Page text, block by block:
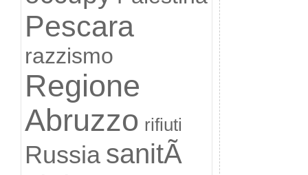
Pescara
razzismo
Regione
Abruzzo rifiuti
Russia sanitÃ